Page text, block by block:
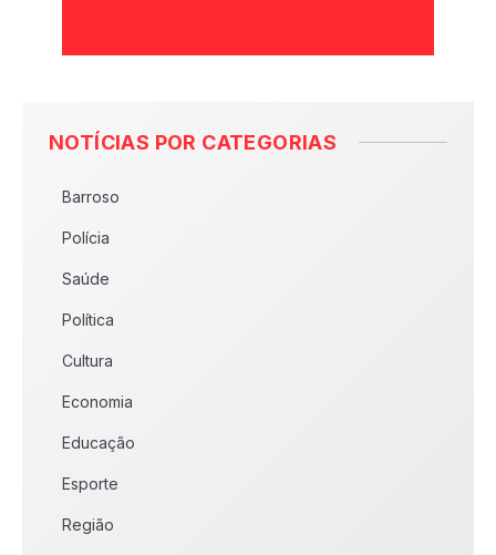
NOTÍCIAS POR CATEGORIAS
Barroso
Polícia
Saúde
Política
Cultura
Economia
Educação
Esporte
Região